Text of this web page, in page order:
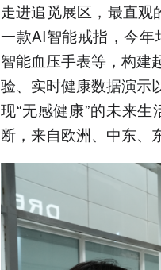
走进追觅展区，最直观
一款AI智能戒指，今
智能血压手表等，构建
验、实时健康数据演示
现“无感健康”的未来
断，来自欧洲、中东、